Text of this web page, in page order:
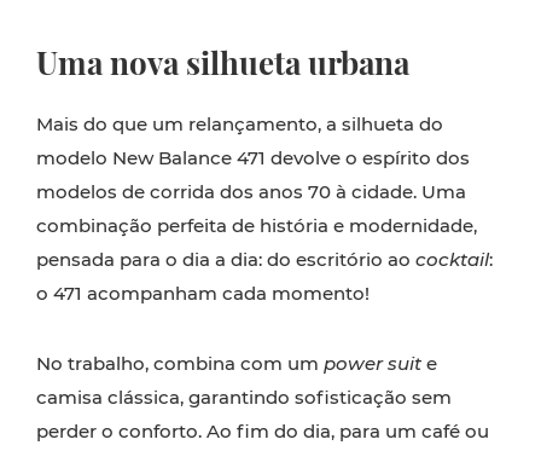
Uma nova silhueta urbana
Mais do que um relançamento, a silhueta do
modelo New Balance 471 devolve o espírito dos
modelos de corrida dos anos 70 à cidade. Uma
combinação perfeita de história e modernidade,
pensada para o dia a dia: do escritório ao cocktail:
o 471 acompanham cada momento!
No trabalho, combina com um power suit e
camisa clássica, garantindo sofisticação sem
perder o conforto. Ao fim do dia, para um café ou